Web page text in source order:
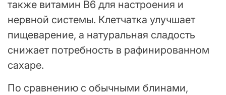
также витамин B6 для настроения и
нервной системы. Клетчатка улучшает
пищеварение, а натуральная сладость
снижает потребность в рафинированном
сахаре.
По сравнению с обычными блинами,